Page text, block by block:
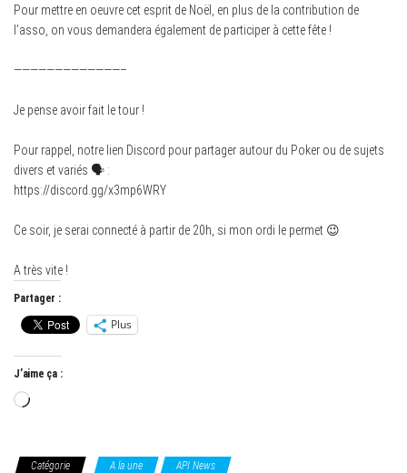
Pour mettre en oeuvre cet esprit de Noël, en plus de la contribution de
l’asso, on vous demandera également de participer à cette fête !
—————————————–
Je pense avoir fait le tour !
Pour rappel, notre lien Discord pour partager autour du Poker ou de sujets
divers et variés 🗣 :
https://discord.gg/x3mp6WRY
Ce soir, je serai connecté à partir de 20h, si mon ordi le permet 😉
A très vite !
Partager :
Plus
J’aime ça :
Chargement…
Catégorie A la une API News